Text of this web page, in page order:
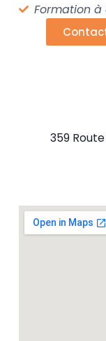
Formation
359